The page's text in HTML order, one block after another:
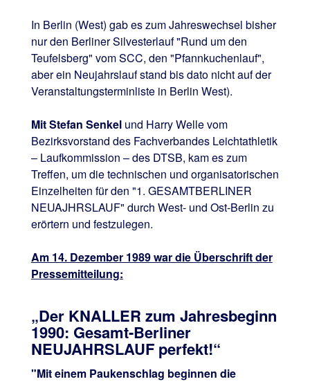
In Berlin (West) gab es zum Jahreswechsel bisher
nur den Berliner Silvesterlauf "Rund um den
Teufelsberg" vom SCC, den "Pfannkuchenlauf",
aber ein Neujahrslauf stand bis dato nicht auf der
Veranstaltungsterminliste in Berlin West).
Mit Stefan Senkel und Harry Welle vom
Bezirksvorstand des Fachverbandes Leichtathletik
– Laufkommission – des DTSB, kam es zum
Treffen, um die technischen und organisatorischen
Einzelheiten für den "1. GESAMTBERLINER
NEUAJHRSLAUF" durch West- und Ost-Berlin zu
erörtern und festzulegen.
Am 14. Dezember 1989 war die Überschrift der
Pressemitteilung:
„Der KNALLER zum Jahresbeginn
1990: Gesamt-Berliner
NEUJAHRSLAUF perfekt!“
"Mit einem Paukenschlag beginnen die